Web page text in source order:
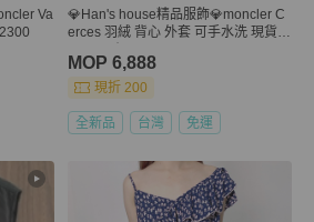
Va
💎Han's house精品服飾💎moncler C
erces 羽絨 背心 外套 可手水洗 現貨
MOP 6,888
現折 200
全新品 台灣 免運